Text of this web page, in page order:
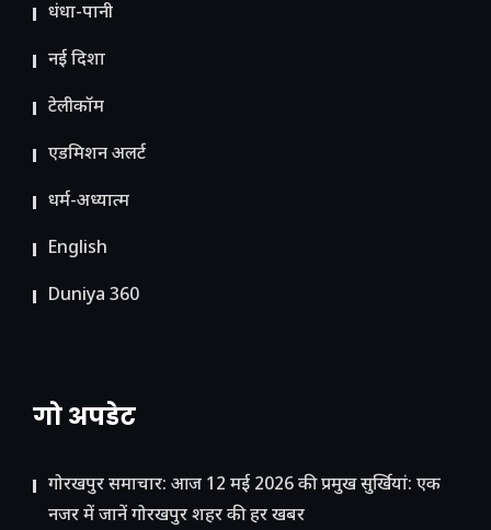
धंधा-पानी
नई दिशा
टेलीकॉम
ए​डमिशन अलर्ट
धर्म-अध्यात्म
English
Duniya 360
गो अपडेट
गोरखपुर समाचार: आज 12 मई 2026 की प्रमुख सुर्खियां: एक
नजर में जानें गोरखपुर शहर की हर खबर